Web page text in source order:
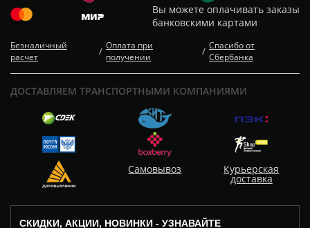
Вы можете оплачивать заказы
банковскими картами
Безналичный
расчет
/ Оплата при
получении
/ Спасибо от
Сбербанка
СКИДКИ, АКЦИИ, НОВИНКИ - УЗНАВАЙТЕ
ДОСТАВЛЯЕМ ТРАНСПОРТНЫМИ КОМПАНИЯМИ
Самовывоз Курьерская
доставка